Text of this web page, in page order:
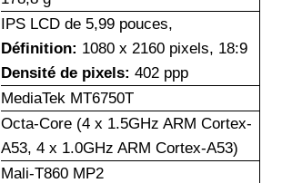
IPS LCD de 5,99 pouces,
Définition: 1080 x 2160 pixels, 18:9
Densité de pixels: 402 ppp
MediaTek MT6750T
Octa-Core (4 x 1.5GHz ARM Cortex-
A53, 4 x 1.0GHz ARM Cortex-A53)
Mali-T860 MP2